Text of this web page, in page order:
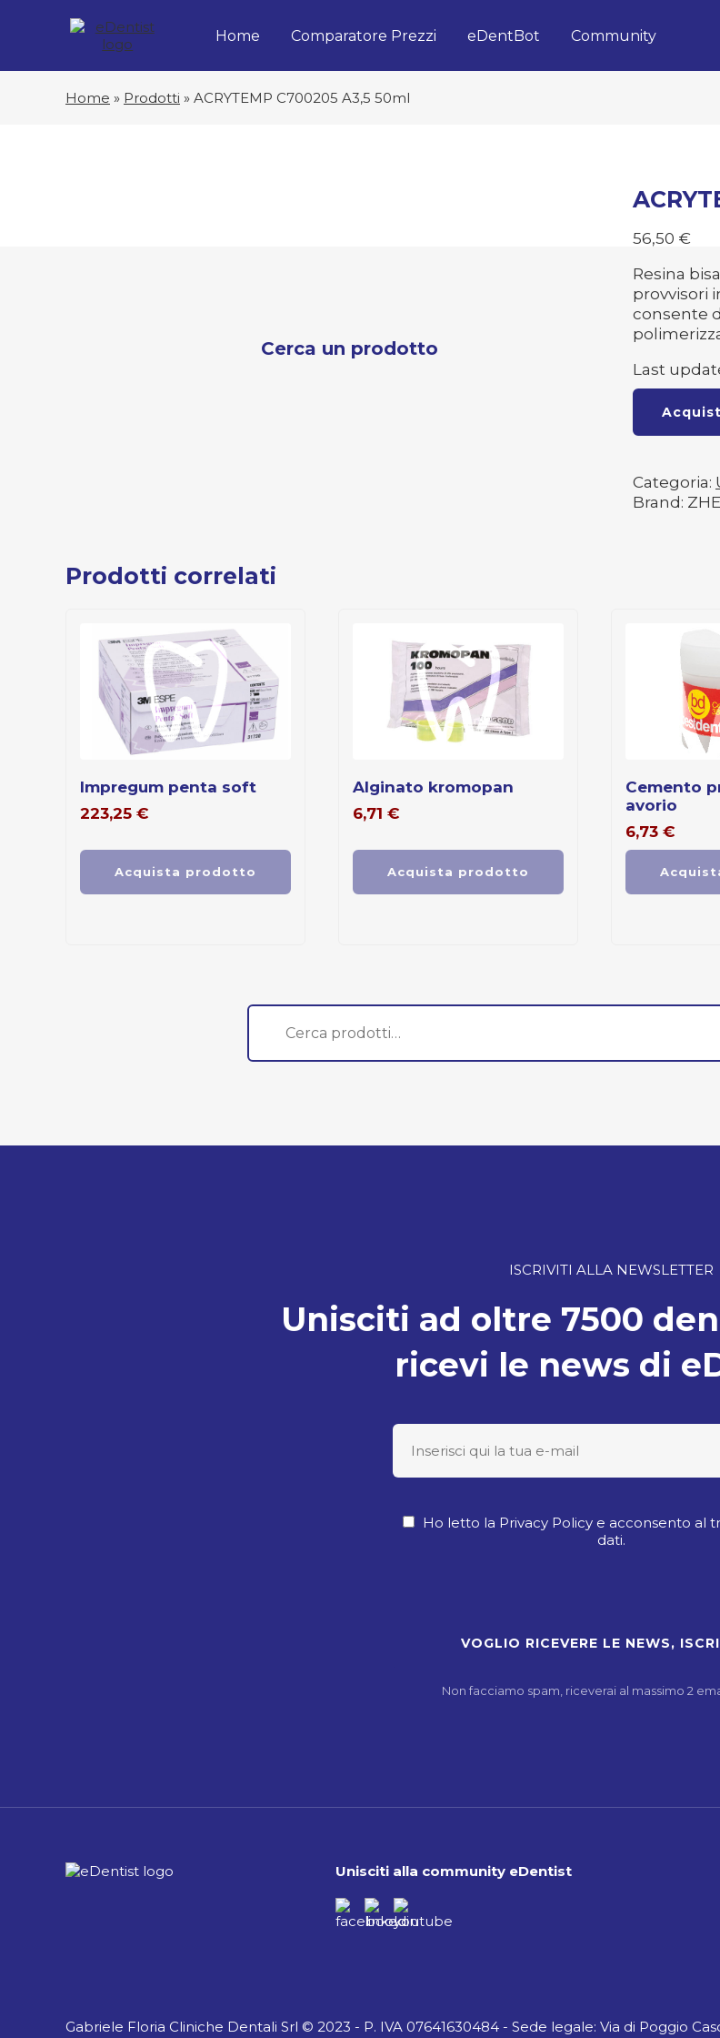
Home Comparatore Prezzi eDentBot Community
Home » Prodotti » ACRYTEMP C700205 A3,5 50ml
56,50 €
Resina
provvisori
consente
Last
Categoria:
Brand:
Prodotti correlati
impregum penta soft
223,25 €
Acquista prodotto
alginato kromopan
6,71 €
Acquista prodotto
cemento provvisorio
avorio
6,73 €
Cerca un prodotto
Cerca:
ISCRIVITI ALLA NEWSLETTER
Unisciti ad oltre 7500
ricevi le news di
Ho letto la Privacy Policy e acconsento al
dati.
Non facciamo spam, riceverai al massimo 2
Unisciti alla community eDentist
Gabriele Floria Cliniche Dentali Srl © 2023 - P. IVA 07641630484 - Sede legale: Via di Poggio